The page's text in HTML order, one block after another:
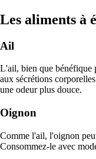
Les aliments à
Ail
L'ail, bien que bénéfique
aux sécrétions
une odeur plus douce.
Oignon
Comme l'ail, l'oignon
Consommez-le avec